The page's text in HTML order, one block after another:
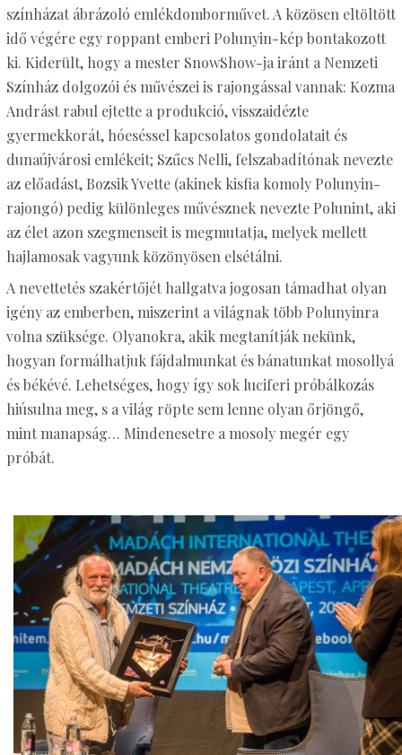
színházat ábrázoló emlékdomborművet. A közösen eltöltött
idő végére egy roppant emberi Polunyin-kép bontakozott
ki. Kiderült, hogy a mester SnowShow-ja iránt a Nemzeti
Színház dolgozói és művészei is rajongással vannak: Kozma
Andrást rabul ejtette a produkció, visszaidézte
gyermekkorát, hóeséssel kapcsolatos gondolatait és
dunaújvárosi emlékeit; Szűcs Nelli, felszabadítónak nevezte
az előadást, Bozsik Yvette (akinek kisfia komoly Polunyin-
rajongó) pedig különleges művésznek nevezte Polunint, aki
az élet azon szegmenseit is megmutatja, melyek mellett
hajlamosak vagyunk közönyösen elsétálni.
A nevettetés szakértőjét hallgatva jogosan támadhat olyan
igény az emberben, miszerint a világnak több Polunyinra
volna szüksége. Olyanokra, akik megtanítják nekünk,
hogyan formálhatjuk fájdalmunkat és bánatunkat mosollyá
és békévé. Lehetséges, hogy így sok luciferi próbálkozás
hiúsulna meg, s a világ röpte sem lenne olyan őrjöngő,
mint manapság… Mindenesetre a mosoly megér egy
próbát.